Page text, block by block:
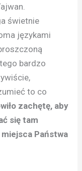
świetnie
językami
bardzo
to co
zachętę, aby
się tam
Państwa